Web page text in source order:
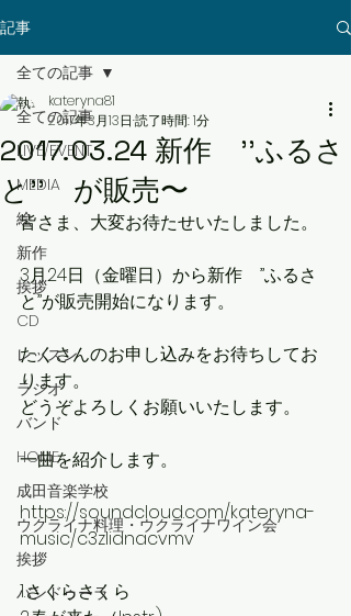
記事
全ての記事
LIVE/EVENT
MEDIA
絵
新作
挨拶
CD
レッスン
ラジオ
バンド
HOME
成田音楽学校
ウクライナ料理・ウクライナワイン会
挨拶
バンドゥーラ
全ての記事
2017.03.24 新作 ’’ふるさ
と’’ が販売〜
kateryna81
2017年3月13日 読了時間: 1分
皆さま、大変お待たせいたしました。
3月24日（金曜日）から新作　’’ふるさ
と’’が販売開始になります。
たくさんのお申し込みをお待ちしてお
ります。
どうぞよろしくお願いいたします。
一曲を紹介します。
https://soundcloud.com/kateryna-
music/c3zlidnacvmv
1.さくらさくら